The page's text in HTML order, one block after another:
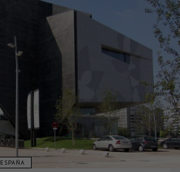
ESPAÑA